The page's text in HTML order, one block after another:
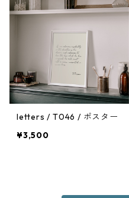
letters / T046 / ポスター
¥3,500